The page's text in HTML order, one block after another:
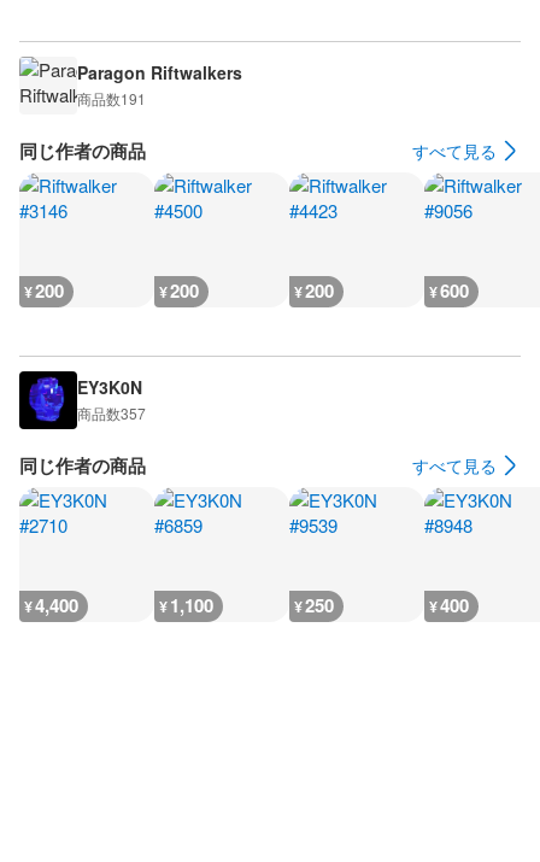
Paragon Riftwalkers
商品数191
同じ作者の商品 すべて見る
¥200 ¥200 ¥200 ¥600
EY3K0N
商品数357
同じ作者の商品 すべて見る
¥4,400 ¥1,100 ¥250 ¥400